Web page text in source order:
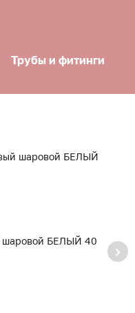
Трубы и фитинги
шаровой БЕЛЫЙ 40